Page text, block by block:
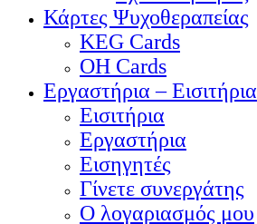
Κάρτες Ψυχοθεραπείας
KEG Cards
OH Cards
Εργαστήρια – Εισιτήρια
Εισιτήρια
Εργαστήρια
Εισηγητές
Γίνετε συνεργάτης
Ο λογαριασμός μου